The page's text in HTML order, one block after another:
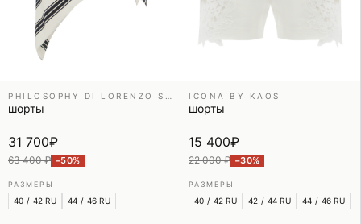
шорты
31 700₽
63 400 ₽ −50%
РАЗМЕРЫ
40 / 42 RU 44 / 46 RU
ICONA BY KAOS
шорты
15 400₽
22 000 ₽ −30%
РАЗМЕРЫ
40 / 42 RU 42 / 44 RU 44 / 46 RU